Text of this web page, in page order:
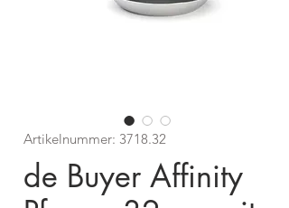
Artikelnummer: 3718.32
de Buyer Affinity